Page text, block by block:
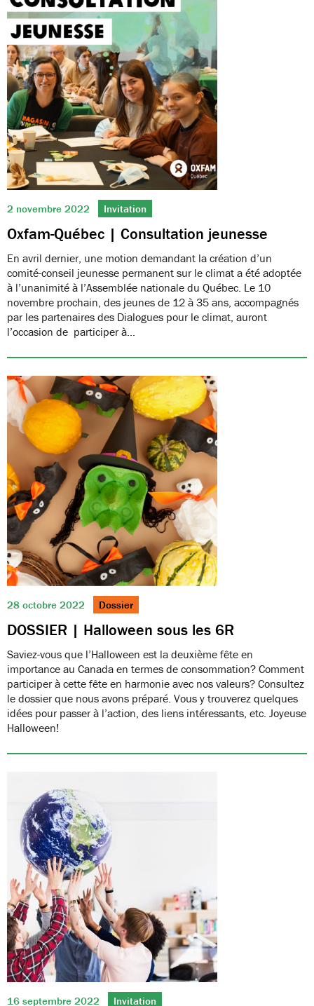
2 novembre 2022 Invitation
Oxfam-Québec | Consultation jeunesse
En avril dernier, une motion demandant la création d’un
comité-conseil jeunesse permanent sur le climat a été adoptée
à l’unanimité à l’Assemblée nationale du Québec. Le 10
novembre prochain, des jeunes de 12 à 35 ans, accompagnés
par les partenaires des Dialogues pour le climat, auront
l’occasion de participer à…
28 octobre 2022 Dossier
DOSSIER | Halloween sous les 6R
Saviez-vous que l’Halloween est la deuxième fête en
importance au Canada en termes de consommation? Comment
participer à cette fête en harmonie avec nos valeurs? Consultez
le dossier que nous avons préparé. Vous y trouverez quelques
idées pour passer à l’action, des liens intéressants, etc. Joyeuse
Halloween!
16 septembre 2022 Invitation